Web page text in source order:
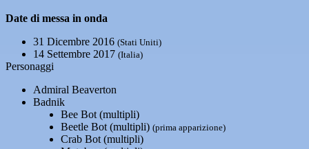
Date di messa in onda
31 Dicembre 2016 (Stati Uniti)
14 Settembre 2017 (Italia)
Personaggi
Admiral Beaverton
Badnik
Bee Bot (multipli)
Beetle Bot (multipli) (prima apparizione)
Crab Bot (multipli)